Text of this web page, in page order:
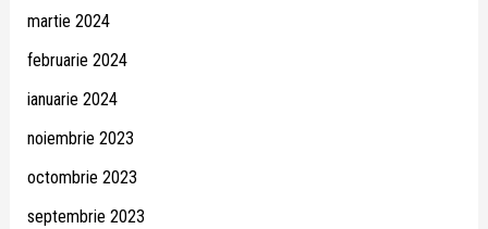
martie 2024
februarie 2024
ianuarie 2024
noiembrie 2023
octombrie 2023
septembrie 2023